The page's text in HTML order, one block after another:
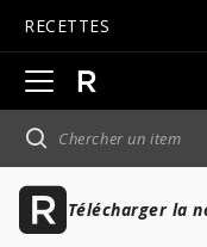
RECETTES
Ouvrir
la
navigation
principale
Télécharger la